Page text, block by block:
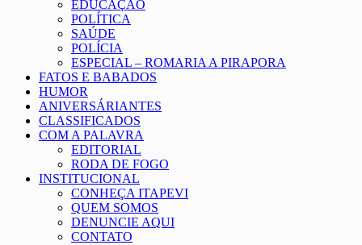
EDUCAÇÃO
POLÍTICA
SAÚDE
POLÍCIA
ESPECIAL – ROMARIA A PIRAPORA
FATOS E BABADOS
HUMOR
ANIVERSÁRIANTES
CLASSIFICADOS
COM A PALAVRA
EDITORIAL
RODA DE FOGO
INSTITUCIONAL
CONHEÇA ITAPEVI
QUEM SOMOS
DENUNCIE AQUI
CONTATO